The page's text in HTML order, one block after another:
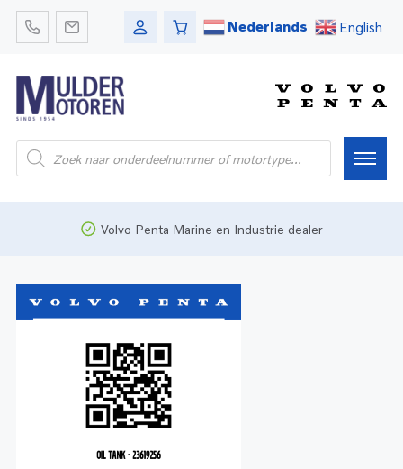
Nederlands English
Onderdelen
Bedrijfsvaart
Onderdelen
Volvo Penta Marine en Industrie dealer